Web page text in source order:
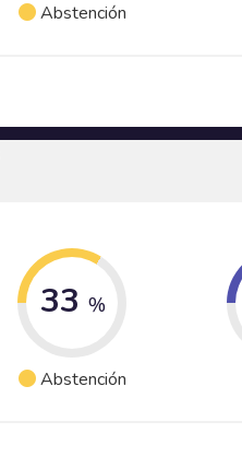
Abstención
33 %
Abstención